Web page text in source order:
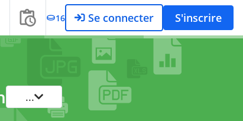
16 Se connecter S'inscrire
...